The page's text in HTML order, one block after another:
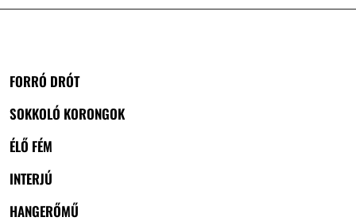
FORRÓ DRÓT
SOKKOLÓ KORONGOK
ÉLŐ FÉM
INTERJÚ
HANGERŐMŰ